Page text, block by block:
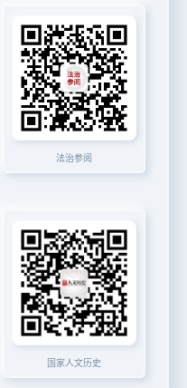
法治参阅
国家人文历史